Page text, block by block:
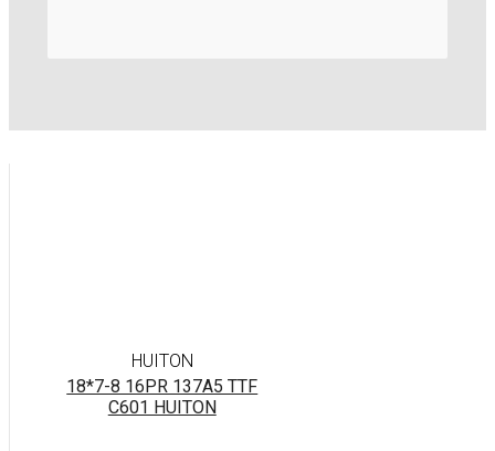
HUITON
18*7-8 16PR 137A5 TTF
C601 HUITON